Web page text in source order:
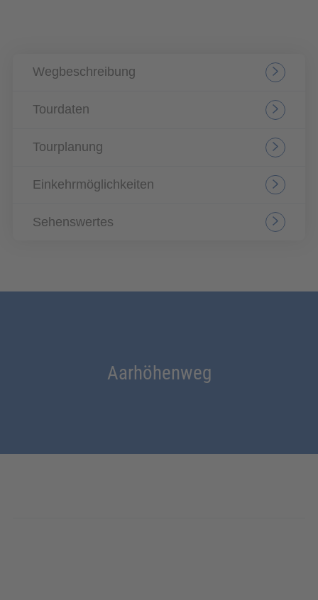
Wegbeschreibung
Tourdaten
Tourplanung
Einkehrmöglichkeiten
Sehenswertes
Aarhöhenweg